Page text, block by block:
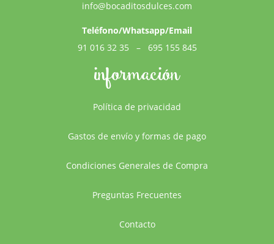
información
Política de privacidad
Gastos de envío y formas de pago
Condiciones Generales de Compra
Preguntas Frecuentes
Contacto
info@bocaditosdulces.com
Teléfono/Whatsapp/Email
91 016 32 35
– 695 155 845